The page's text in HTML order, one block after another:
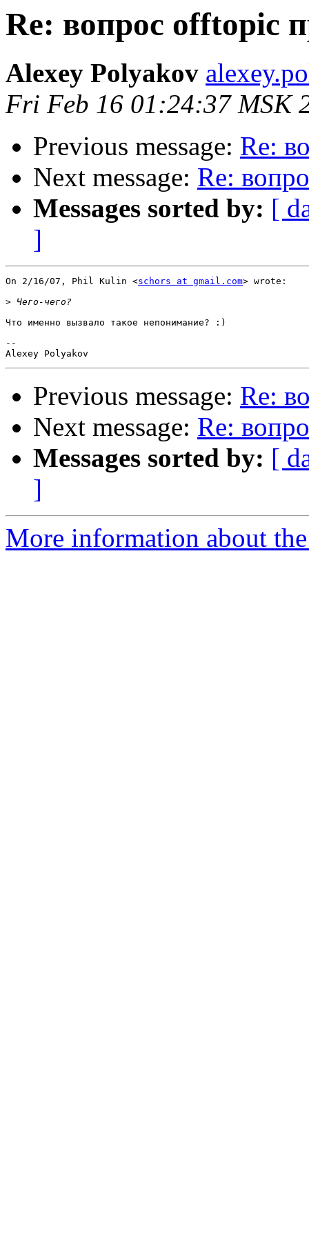
Re: вопрос offtopic
Alexey Polyakov
Fri Feb 16 01:24:37 MSK
Previous message: Re:
Next message: Re:
Messages sorted by: [
]
On 2/16/07, Phil Kulin <schors at gmail.com> wrote:
>
Что именно вызвало такое непонимание? :)
--
Previous message: Re:
Next message: Re:
Messages sorted by: [
]
More information about